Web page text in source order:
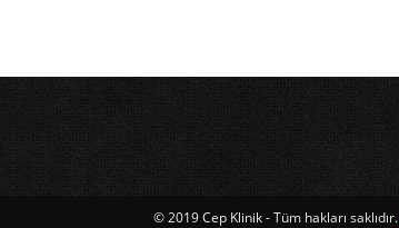
© 2019 Cep Klinik - Tüm hakları saklıdır.